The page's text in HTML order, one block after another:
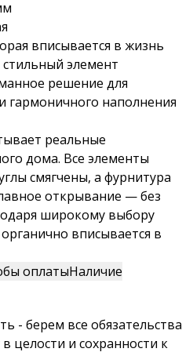
вписывается в жизнь
элемент
решение для
гармоничного наполнения
реальные
дома. Все элементы
смягчены, а фурнитура
открывание — без
широкому выбору
вписывается в
оплатыНаличие
- берем все обязательства
целости и сохранности к